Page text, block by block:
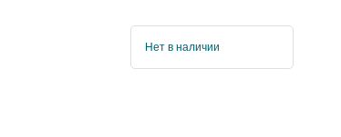
Нет в наличии